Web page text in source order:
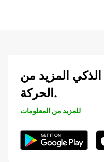
المزيد من
الحركة.
للمزيد من المعلومات